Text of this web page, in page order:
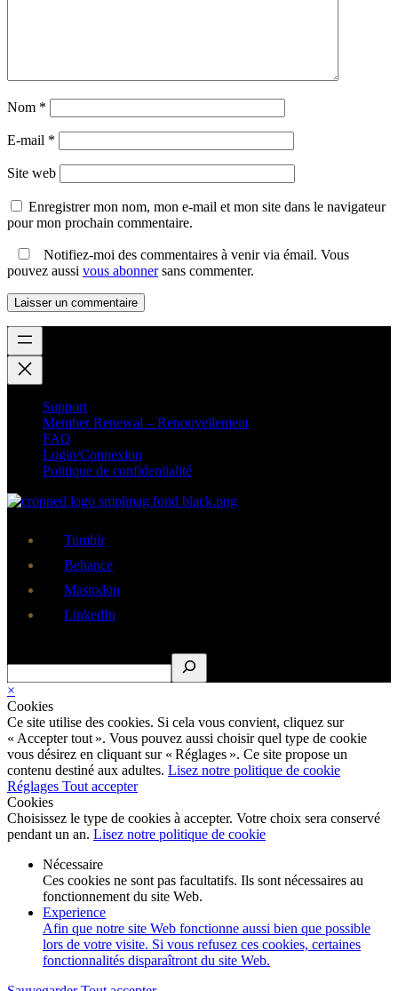
Nom *
E-mail *
Site web
Enregistrer mon nom, mon e-mail et mon site dans le navigateur
pour mon prochain commentaire.
Notifiez-moi des commentaires à venir via émail. Vous
pouvez aussi vous abonnersans commenter.
Support
Member Renewal – Renouvellement
FAQ
Login/Connexion
Politique de confidentialité
Tumblr
Behance
Mastodon
LinkedIn
×
Cookies
Ce site utilise des cookies. Si cela vous convient, cliquez sur
« Accepter tout ». Vous pouvez aussi choisir quel type de cookie
vous désirez en cliquant sur « Réglages ». Ce site propose un
contenu destiné aux adultes. Lisez notre politique de cookie
Réglages Tout accepter
Cookies
Choisissez le type de cookies à accepter. Votre choix sera conservé
pendant un an. Lisez notre politique de cookie
Nécessaire
Ces cookies ne sont pas facultatifs. Ils sont nécessaires au
fonctionnement du site Web.
Experience
Afin que notre site Web fonctionne aussi bien que possible
lors de votre visite. Si vous refusez ces cookies, certaines
fonctionnalités disparaîtront du site Web.